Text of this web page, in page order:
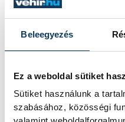
Beleegyezés
Ez a weboldal sütiket
Sütiket használunk a
szabásához, közösségi